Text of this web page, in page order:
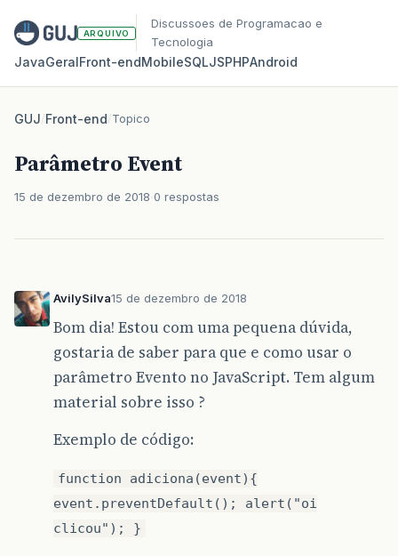
ARQUIVO
Discussoes de Programacao e
Tecnologia
JavaGeralFront‑endMobileSQLJSPHPAndroid
GUJ/Front-end/Topico
Parâmetro Event
15 de dezembro de 2018 0 respostas
AvilySilva15 de dezembro de 2018
Bom dia! Estou com uma pequena dúvida,
gostaria de saber para que e como usar o
parâmetro Evento no JavaScript. Tem algum
material sobre isso ?
Exemplo de código:
function adiciona(event){
event.preventDefault(); alert("oi
clicou"); }